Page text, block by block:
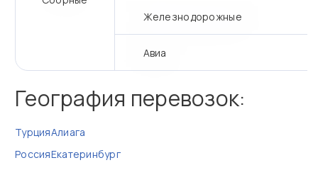
Железнодорожные
Авиа
География перевозок:
ТурцияАлиага
РоссияЕкатеринбург